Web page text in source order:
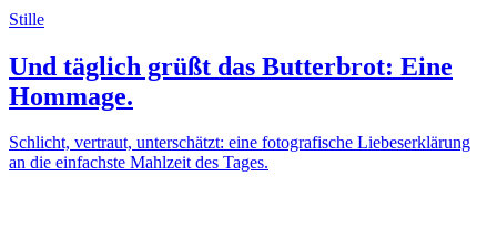
Stille
Und täglich grüßt das Butterbrot: Eine
Hommage.
Schlicht, vertraut, unterschätzt: eine fotografische Liebeserklärung
an die einfachste Mahlzeit des Tages.